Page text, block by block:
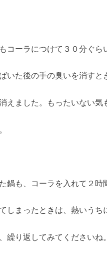
コーラにつけて３０分ぐら
いた後の手の臭いを消すと
えました。もったいない
鍋も、コーラを入れて２時
しまったときは、熱いうち
繰り返してみてくださいね。